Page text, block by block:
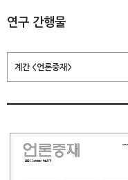
연구 간행물
계간 <언론중재>